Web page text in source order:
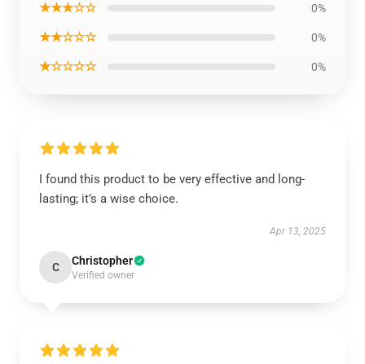
★★★☆☆ 0%
★★☆☆☆ 0%
★☆☆☆☆ 0%
I found this product to be very effective and long-
lasting; it’s a wise choice.
Apr 13, 2025
C Christopher
Verified owner